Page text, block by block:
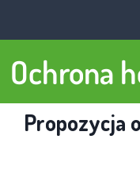
Ochrona
Propozycja